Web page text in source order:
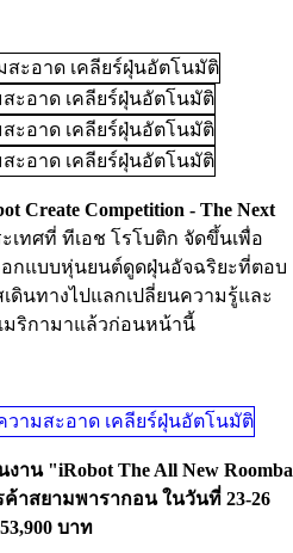
Create Competition - The Next
ทศที่ ทีเอช โรโบติก จัดขึ้นเพื่อ
กแบบหุ่นยนต์ดูดฝุ่นอัจฉริยะที่ตอบ
นทางไปแลกเปลี่ยนความรู้และ
มริกามาแล้วก่อนหน้านี้
น "iRobot The All New Roomba
ค้าสยามพารากอน ในวันที่ 23-26
บาท